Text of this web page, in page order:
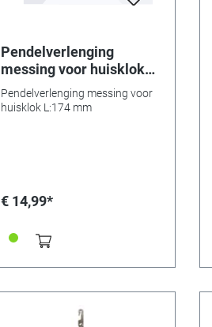
Pendelverlenging
messing voor huisklok
L:174 mm
Pendelverlenging messing voor
huisklok L:174 mm
€ 14,99*